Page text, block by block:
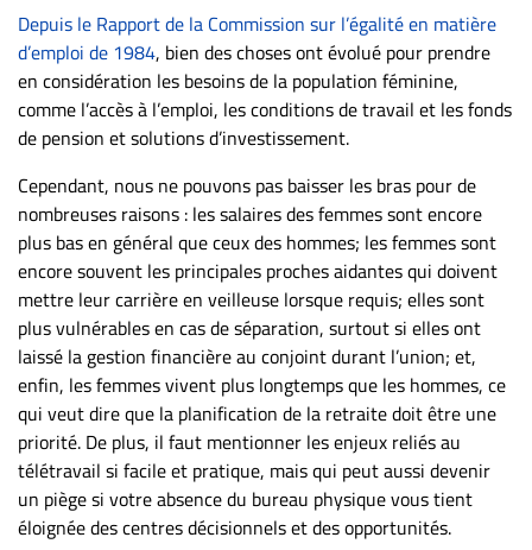
FAQ
Politique de
confidentialité
Depuis le Rapport de la Commission sur l’égalité en matière
d’emploi de 1984, bien des choses ont évolué pour prendre
en considération les besoins de la population féminine,
comme l’accès à l’emploi, les conditions de travail et les fonds
de pension et solutions d’investissement.
Cependant, nous ne pouvons pas baisser les bras pour de
nombreuses raisons : les salaires des femmes sont encore
plus bas en général que ceux des hommes; les femmes sont
encore souvent les principales proches aidantes qui doivent
mettre leur carrière en veilleuse lorsque requis; elles sont
plus vulnérables en cas de séparation, surtout si elles ont
laissé la gestion financière au conjoint durant l’union; et,
enfin, les femmes vivent plus longtemps que les hommes, ce
qui veut dire que la planification de la retraite doit être une
priorité. De plus, il faut mentionner les enjeux reliés au
télétravail si facile et pratique, mais qui peut aussi devenir
un piège si votre absence du bureau physique vous tient
éloignée des centres décisionnels et des opportunités.